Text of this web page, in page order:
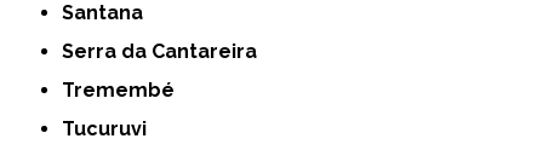
Santana
Serra da Cantareira
Tremembé
Tucuruvi